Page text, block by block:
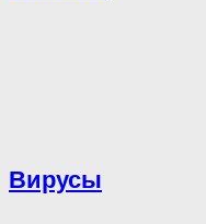
Вирусы